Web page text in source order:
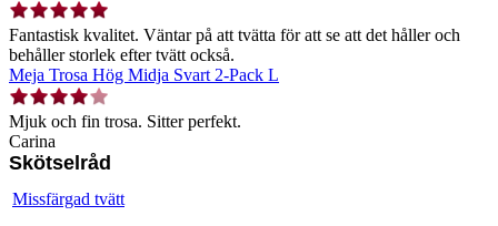
Fantastisk kvalitet. Väntar på att tvätta för att se att det håller och
behåller storlek efter tvätt också.
Meja Trosa Hög Midja Svart 2-Pack L
Mjuk och fin trosa. Sitter perfekt.
Carina
Skötselråd
Missfärgad tvätt